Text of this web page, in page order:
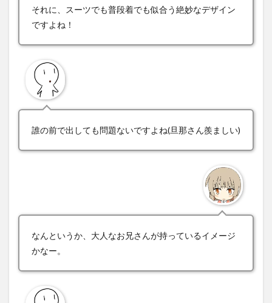
それに、スーツでも普段着でも似合う絶妙なデザイン
ですよね！
誰の前で出しても問題ないですよね(旦那さん羨ましい)
なんというか、大人なお兄さんが持っているイメージ
かなー。